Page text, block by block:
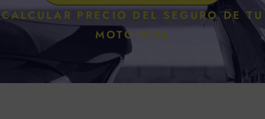
CALCULAR PRECIO DEL SEGURO DE TU
MOTO RIYA